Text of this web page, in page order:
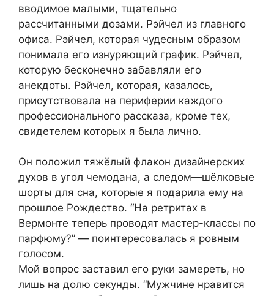
вводимое малыми, тщательно
рассчитанными дозами. Рэйчел из главного
офиса. Рэйчел, которая чудесным образом
понимала его изнуряющий график. Рэйчел,
которую бесконечно забавляли его
анекдоты. Рэйчел, которая, казалось,
присутствовала на периферии каждого
профессионального рассказа, кроме тех,
свидетелем которых я была лично.
Он положил тяжёлый флакон дизайнерских
духов в угол чемодана, а следом—шёлковые
шорты для сна, которые я подарила ему на
прошлое Рождество. “На ретритах в
Вермонте теперь проводят мастер-классы по
парфюму?” — поинтересовалась я ровным
голосом.
Мой вопрос заставил его руки замереть, но
лишь на долю секунды. “Мужчине нравится